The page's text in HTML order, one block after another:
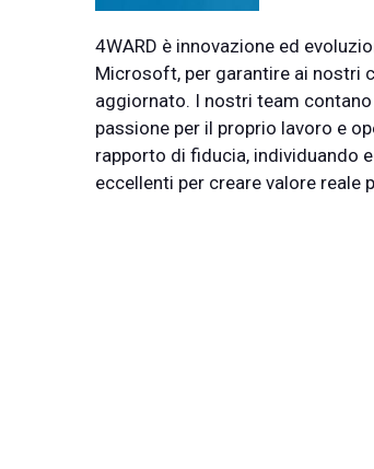
4WARD è innovazione ed
Microsoft, per garantire ai nostri
aggiornato. I nostri team
passione per il proprio lavoro e
rapporto di fiducia, individuando
eccellenti per creare valore reale